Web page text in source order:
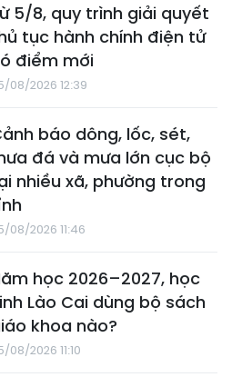
5/8, quy trình giải quyết
tục hành chính điện tử
điểm mới
08/2026 12:39
báo dông, lốc, sét,
đá và mưa lớn cục bộ
nhiều xã, phường trong
08/2026 11:46
học 2026–2027, học
Lào Cai dùng bộ sách
khoa nào?
08/2026 11:10